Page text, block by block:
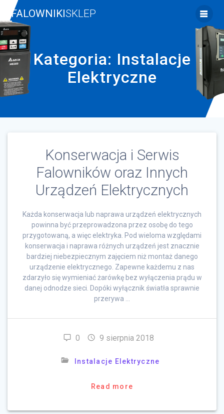
FALOWNIKISKLEP
Kategoria: Instalacje
Elektryczne
Konserwacja i Serwis
Falowników oraz Innych
Urządzeń Elektrycznych
Każda konserwacja lub naprawa urządzeń elektrycznych
powinna być przeprowadzona przez osobę do tego
przygotowaną, a więc elektryka. Pod wieloma względami
konserwacja i naprawa różnych urządzeń jest znacznie
bardziej niebezpiecznym zajęciem niż montaż danego
urządzenie elektrycznego. Zapewne każdemu z nas
zdarzyło się wymieniać żarówkę bez wyłączenia prądu w
danej odnodze sieci. Dopóki wyłącznik światła sprawnie
przerywa …
0 9 sierpnia 2018
Instalacje Elektryczne
Read more